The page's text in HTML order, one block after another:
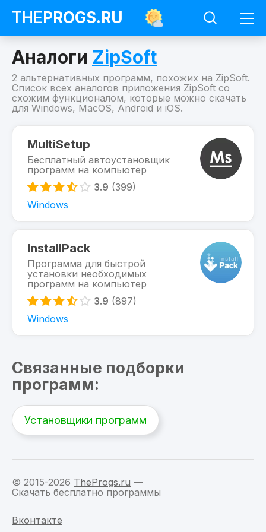
THEPROGS.RU
Аналоги ZipSoft
2 альтернативных программ, похожих на ZipSoft.
Список всех аналогов приложения ZipSoft со
схожим функционалом, которые можно скачать
для Windows, MacOS, Android и iOS.
ZipSoft
Похожие
ZipSoft
MultiSetup
Бесплатный автоустановщик
программ на компьютер
3.9 (399)
Windows
InstallPack
Программа для быстрой
установки необходимых
программ на компьютер
3.9 (897)
Windows
Связанные подборки
программ:
Установщики программ
© 2015-2026 TheProgs.ru —
Скачать бесплатно программы
Вконтакте